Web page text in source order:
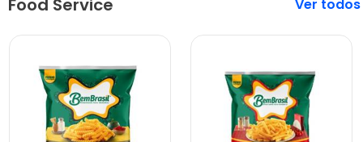
Food Service